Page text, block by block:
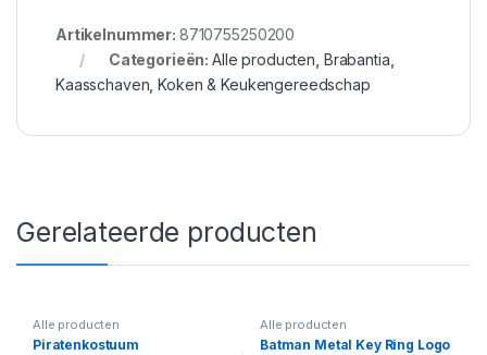
Artikelnummer: 8710755250200
Categorieën:Alle producten Brabantia
Kaasschaven ,Koken & Keukengereedschap
Gerelateerde producten
Alle producten
Piratenkostuum
Alle producten
Batman Metal Key Ring Logo